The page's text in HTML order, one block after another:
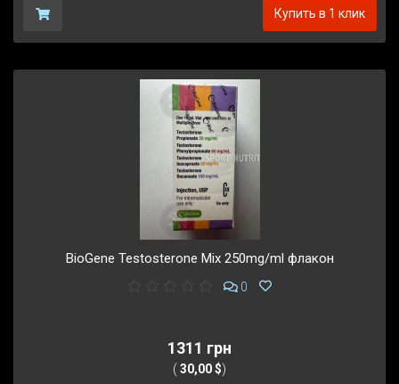
Купить в 1 клик
BioGene Testosterone Mix 250mg/ml флакон
0
1311 грн
( 30,00 $)